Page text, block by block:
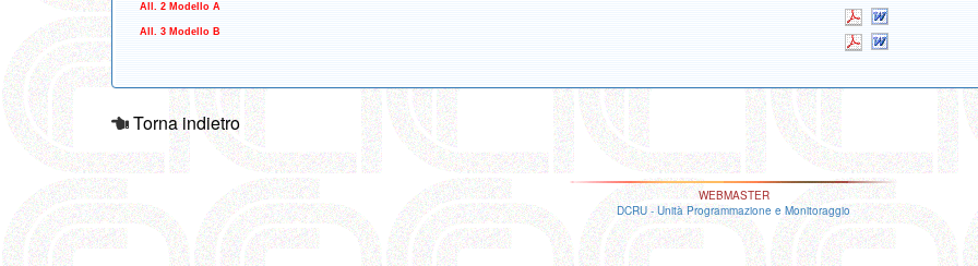
All. 2 Modello A
All. 3 Modello B
Torna indietro
WEBMASTER
DCRU - Unità Programmazione e Monitoraggio